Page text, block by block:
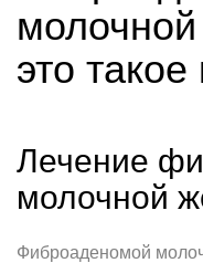
это такое
Лечение
молочной
Фиброаденомой